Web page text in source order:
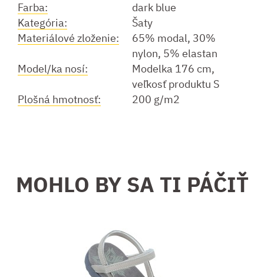
Farba:
dark blue
Kategória:
Šaty
Materiálové zloženie:
65% modal, 30%
nylon, 5% elastan
Model/ka nosí:
Modelka 176 cm,
veľkosť produktu S
Plošná hmotnosť:
200 g/m2
MOHLO BY SA TI PÁČIŤ